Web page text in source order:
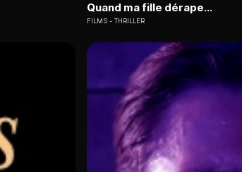
Quand ma fille dérape...
FILMS THRILLER